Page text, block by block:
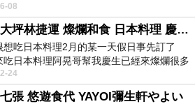
08
新店 大坪林捷運 燦爛和食 日本料理 慶生日快樂
想吃日本料理2月的某一天假日事先訂了
吃日本料理阿晃哥幫我慶生已經來燦爛很多
前還有...
24
張 悠遊食代 YAYOI彌生軒やよい